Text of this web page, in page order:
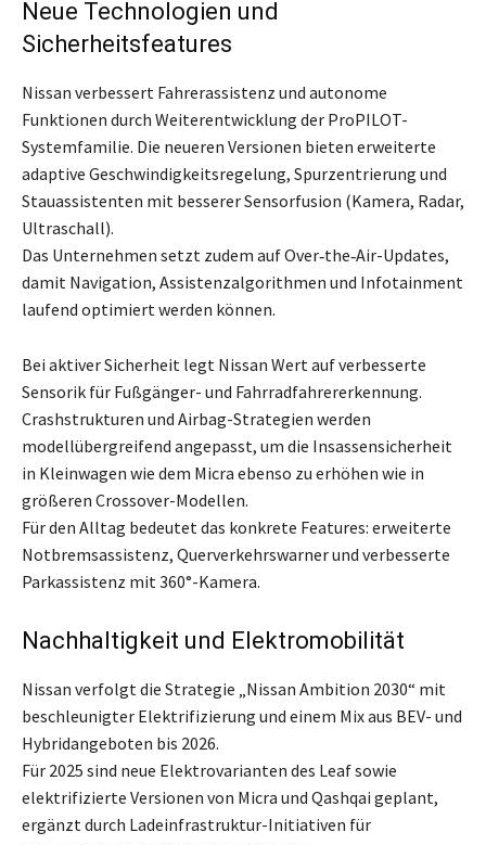
Neue Technologien und
Sicherheitsfeatures
Nissan verbessert Fahrerassistenz und autonome
Funktionen durch Weiterentwicklung der ProPILOT-
Systemfamilie. Die neueren Versionen bieten erweiterte
adaptive Geschwindigkeitsregelung, Spurzentrierung und
Stauassistenten mit besserer Sensorfusion (Kamera, Radar,
Ultraschall).
Das Unternehmen setzt zudem auf Over‑the‑Air-Updates,
damit Navigation, Assistenzalgorithmen und Infotainment
laufend optimiert werden können.
Bei aktiver Sicherheit legt Nissan Wert auf verbesserte
Sensorik für Fußgänger- und Fahrradfahrererkennung.
Crashstrukturen und Airbag-Strategien werden
modellübergreifend angepasst, um die Insassensicherheit
in Kleinwagen wie dem Micra ebenso zu erhöhen wie in
größeren Crossover-Modellen.
Für den Alltag bedeutet das konkrete Features: erweiterte
Notbremsassistenz, Querverkehrswarner und verbesserte
Parkassistenz mit 360°-Kamera.
Nachhaltigkeit und Elektromobilität
Nissan verfolgt die Strategie „Nissan Ambition 2030“ mit
beschleunigter Elektrifizierung und einem Mix aus BEV- und
Hybridangeboten bis 2026.
Für 2025 sind neue Elektrovarianten des Leaf sowie
elektrifizierte Versionen von Micra und Qashqai geplant,
ergänzt durch Ladeinfrastruktur-Initiativen für